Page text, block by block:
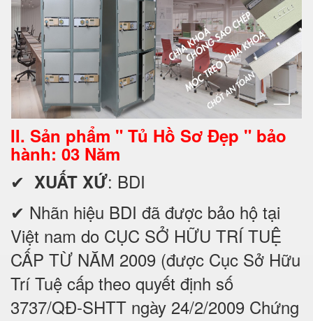
II. Sản phẩm " Tủ Hồ Sơ Đẹp " bảo
hành: 03 Năm
✔ XUẤT XỨ: BDI
✔ Nhãn hiệu BDI đã được bảo hộ tại
Việt nam do CỤC SỞ HỮU TRÍ TUỆ
CẤP TỪ NĂM 2009 (được Cục Sở Hữu
Trí Tuệ cấp theo quyết định số
3737/QĐ-SHTT ngày 24/2/2009 Chứng